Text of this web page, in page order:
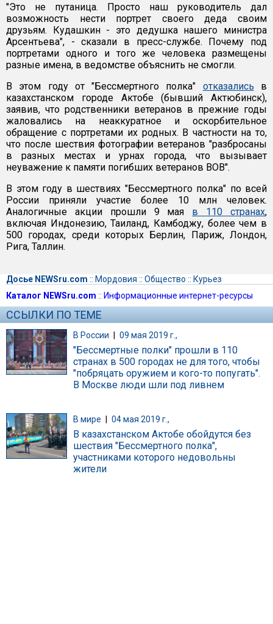
"Это не путаница. Просто наш руководитель дал
возможность нести портрет своего деда своим
друзьям. Кудашкин - это дедушка нашего министра
Арсентьева", - сказали в пресс-службе. Почему под
портретами одного и того же человека размещены
разные имена, в ведомстве объяснить не смогли.
В этом году от "Бессмертного полка" отказались в
казахстанском городе Актобе (бывший Актюбинск),
заявив, что родственники ветеранов в прежние годы
жаловались на неаккуратное и оскорбительное
обращение с портретами их родных. В частности на то,
что после шествия фотографии ветеранов "разбросаны
в разных местах и урнах города, что вызывает
неуважение к памяти погибших ветеранов ВОВ".
В этом году в шествиях "Бессмертного полка" по всей
России приняли участие более 10 млн человек.
Аналогичные акции прошли 9 мая в 110 странах,
включая Индонезию, Таиланд, Камбоджу, более чем в
500 городах, среди которых Берлин, Париж, Лондон,
Рига, Таллин.
Досье NEWSru.com :: Мордовия :: Общество :: Курьез
Каталог NEWSru.com :: Информационные интернет-ресурсы
ССЫЛКИ ПО ТЕМЕ
В России | 09 мая 2019 г.,
"Бессмертные полки" прошли в 110
странах в 500 городах не для того, чтобы
"побряцать оружием и кого-то попугать".
В Москве люди шли под ливнем
В мире 04 мая 2019 г.,
В казахстанском Актобе обойдутся без
шествия "Бессмертного полка",
участниками которого недовольны
жители